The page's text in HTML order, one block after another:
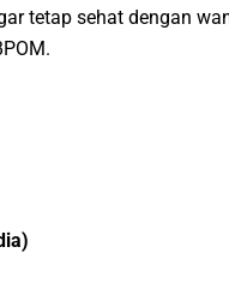
tetap sehat dengan